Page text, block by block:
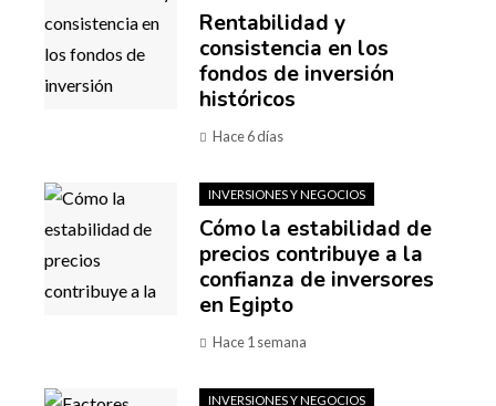
Rentabilidad y
consistencia en los
fondos de inversión
históricos
Hace 6 días
INVERSIONES Y NEGOCIOS
Cómo la estabilidad de
precios contribuye a la
confianza de inversores
en Egipto
Hace 1 semana
INVERSIONES Y NEGOCIOS